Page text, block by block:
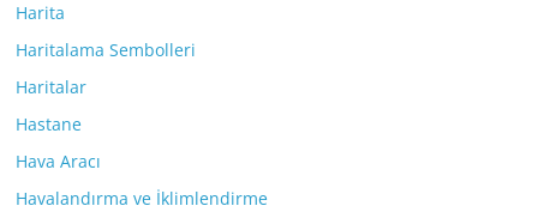
Harita
Haritalama Sembolleri
Haritalar
Hastane
Hava Aracı
Havalandırma ve İklimlendirme